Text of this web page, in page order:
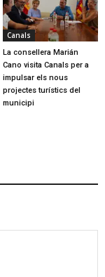
Canals
La consellera Marián
Cano visita Canals per a
impulsar els nous
projectes turístics del
municipi